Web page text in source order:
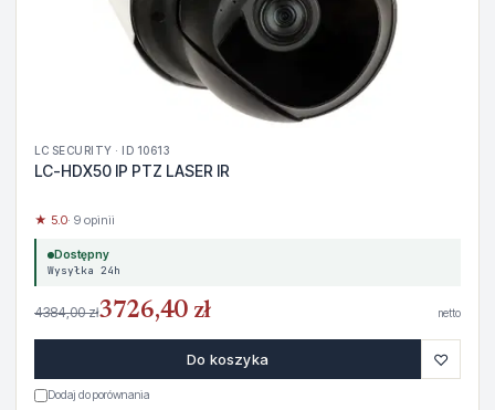
LC SECURITY · ID 10613
LC-HDX50 IP PTZ LASER IR
★ 5.0· 9 opinii
Dostępny
Wysyłka 24h
4384,00 zł3726,40 zł netto
Do koszyka ♡
Dodaj do porównania